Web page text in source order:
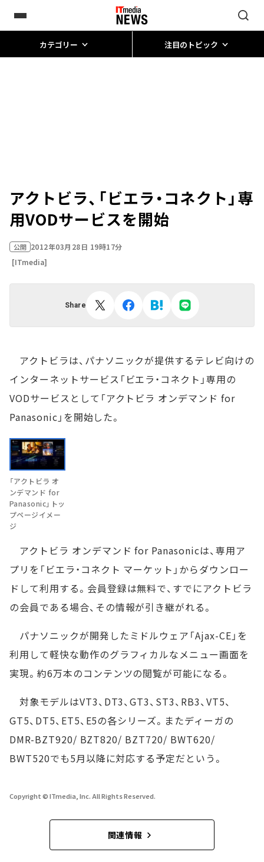
カテゴリー 注目のトピック
アクトビラ、「ビエラ・コネクト」専
用VODサービスを開始
公開 2012年03月28日 19時17分
[ITmedia]
Share
アクトビラは、パナソニックが提供するテレビ向けの
インターネットサービス「ビエラ・コネクト」専用の
VODサービスとして「アクトビラ オンデマンド for
Panasonic」を開始した。
「アクトビラ オ
ンデマンド for
Panasonic」トッ
プページイメー
ジ
アクトビラ オンデマンド for Panasonicは、専用ア
プリを「ビエラ・コネクト マーケット」からダウンロー
ドして利用する。会員登録は無料で、すでにアクトビラ
の会員である場合、その情報が引き継がれる。
パナソニックが開発したミドルウェア「Ajax-CE」を
利用して軽快な動作のグラフィカルなメニュー画面を
実現。約6万本のコンテンツの閲覧が可能になる。
対象モデルはVT3、DT3、GT3、ST3、RB3、VT5、
GT5、DT5、ET5、E5の各シリーズ。またディーガの
DMR-BZT920/ BZT820/ BZT720/ BWT620/
BWT520でも5月以降に対応する予定だという。
Copyright © ITmedia, Inc. All Rights Reserved.
関連情報